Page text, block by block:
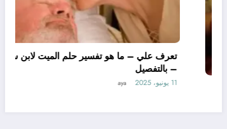
تعرف علي – ما هو تأويل ابن سيرين لتفسير حلم
10 يونيو، 2025